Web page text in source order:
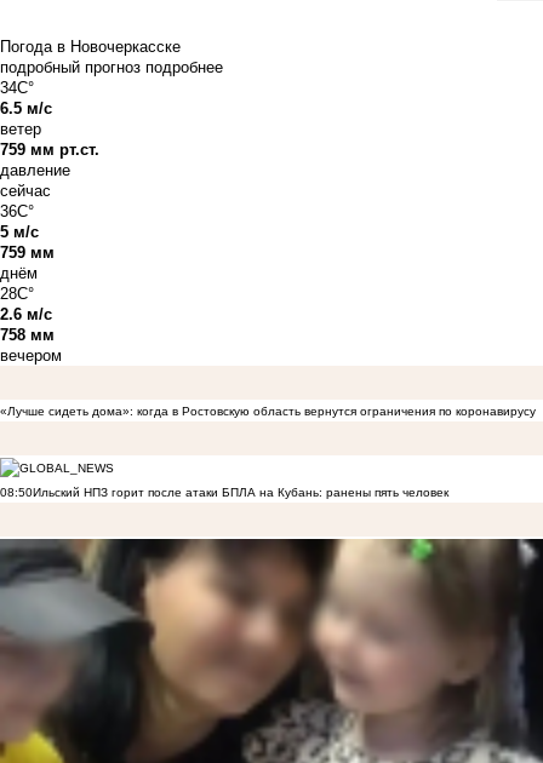
Погода в Новочеркасске
подробный прогноз подробнее
34C°
6.5 м/с
ветер
759 мм рт.ст.
давление
сейчас
36C°
5 м/с
759 мм
днём
28C°
2.6 м/с
758 мм
вечером
«Лучше сидеть дома»: когда в Ростовскую область вернутся ограничения по коронавирусу
08:50Ильский НПЗ горит после атаки БПЛА на Кубань: ранены пять человек